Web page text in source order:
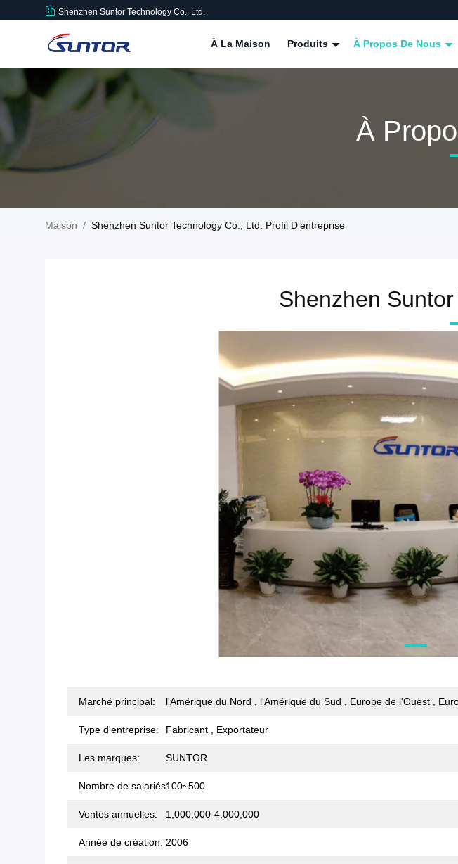
Shenzhen Suntor Technology Co., Ltd.
À La Maison Produits À Propos De Nous
À
Maison / Shenzhen Suntor Technology Co., Ltd. Profil D'entreprise
Shenzhen
Marché principal: l'Amérique du Nord , l'Amérique du Sud , Europe de l'Ouest ,
Type d'entreprise: Fabricant , Exportateur
Les marques: SUNTOR
Nombre de salariés:100~500
Ventes annuelles: 1,000,000-4,000,000
Année de création: 2006